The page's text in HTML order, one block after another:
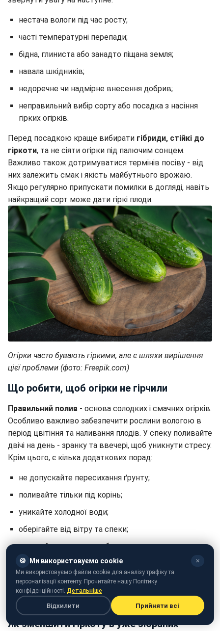
нестача вологи під час росту;
часті температурні перепади;
бідна, глиниста або занадто піщана земля;
навала шкідників;
недоречне чи надмірне внесення добрив;
неправильний вибір сорту або посадка з насіння
гірких огірків.
Перед посадкою краще вибирати гібриди, стійкі до
гіркоти, та не сіяти огірки під палючим сонцем.
Важливо також дотримуватися термінів посіву - від
них залежить смак і якість майбутнього врожаю.
Якщо регулярно припускати помилки в догляді, навіть
найкращий сорт може дати гіркі плоди.
Огірки часто бувають гіркими, але є шляхи вирішення
цієї проблеми (фото: Freepik.com)
Що робити, щоб огірки не гірчили
Правильний полив - основа солодких і смачних огірків.
Особливо важливо забезпечити рослини вологою в
період цвітіння та наливання плодів. У спеку поливайте
двічі на день - зранку та ввечері, щоб уникнути стресу.
Крім цього, є кілька додаткових порад:
не допускайте пересихання ґрунту;
поливайте тільки під корінь;
уникайте холодної води;
оберігайте від вітру та спеки;
мульчуйте землю для збереження вологи.
Такі прості дії допоможуть зменшити ймовірність
накопичення кукурбітацину в плодах. Також стежте,
щоб грядки не були затоплені, адже це провокує
хвороби й додатковий стрес для рослини.
Як зменшити гіркоту в уже зібраних
🍪 Ми використовуємо cookie ✕
Ми використовуємо файли cookie для аналізу трафіку та
персоналізації контенту. Прочитайте нашу Політику
конфіденційності. Детальніше
Відхилити Прийняти всі